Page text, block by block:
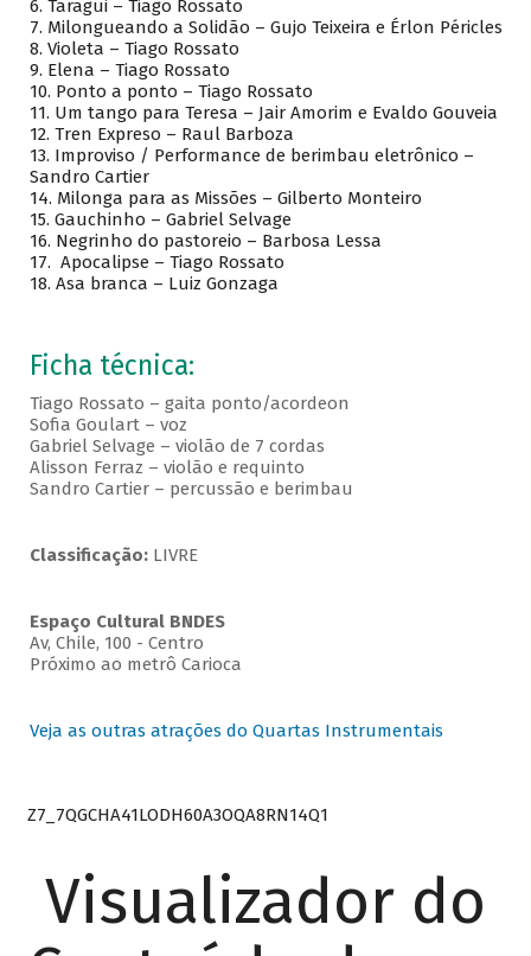
6. Taragui – Tiago Rossato
7. Milongueando a Solidão – Gujo Teixeira e Érlon Péricles
8. Violeta – Tiago Rossato
9. Elena – Tiago Rossato
10. Ponto a ponto – Tiago Rossato
11. Um tango para Teresa – Jair Amorim e Evaldo Gouveia
12. Tren Expreso – Raul Barboza
13. Improviso / Performance de berimbau eletrônico –
Sandro Cartier
14. Milonga para as Missões – Gilberto Monteiro
15. Gauchinho – Gabriel Selvage
16. Negrinho do pastoreio – Barbosa Lessa
17. Apocalipse – Tiago Rossato
18. Asa branca – Luiz Gonzaga
Ficha técnica:
Tiago Rossato – gaita ponto/acordeon
Sofia Goulart – voz
Gabriel Selvage – violão de 7 cordas
Alisson Ferraz – violão e requinto
Sandro Cartier – percussão e berimbau
Classificação:LIVRE
Espaço Cultural BNDES
Av, Chile, 100 - Centro
Próximo ao metrô Carioca
Veja as outras atrações do Quartas Instrumentais
Z7_7QGCHA41LODH60A3OQA8RN14Q1
Visualizador do